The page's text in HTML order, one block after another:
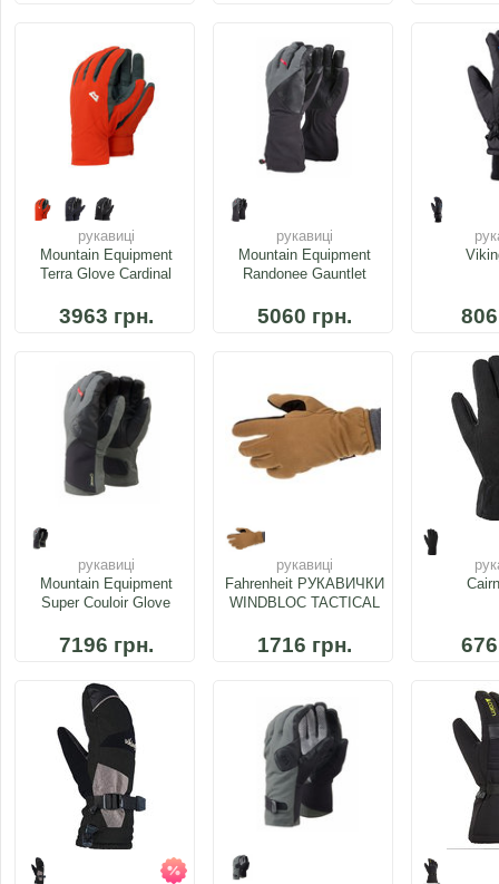
рукавиці
Mountain Equipment
Terra Glove Cardinal
3963 грн.
рукавиці
Mountain Equipment
Randonee Gauntlet
5060 грн.
рукавиці
Mountain Equipment
Super Couloir Glove
7196 грн.
рукавиці
Fahrenheit РУКАВИЧКИ
WINDBLOC TACTICAL
1716 грн.